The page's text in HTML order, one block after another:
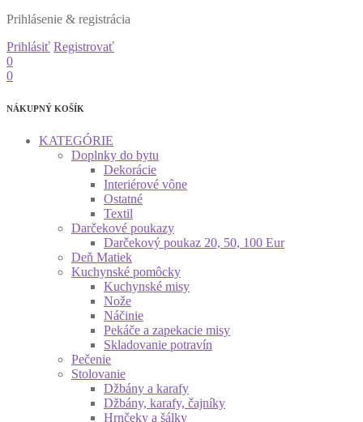
Prihlásenie & registrácia
Prihlásiť Registrovať
0
0
NÁKUPNÝ KOŠÍK
KATEGÓRIE
Doplnky do bytu
Dekorácie
Interiérové vône
Ostatné
Textil
Darčekové poukazy
Darčekový poukaz 20, 50, 100 Eur
Deň Matiek
Kuchynské pomôcky
Kuchynské misy
Nože
Náčinie
Pekáče a zapekacie misy
Skladovanie potravín
Pečenie
Stolovanie
Džbány a karafy
Džbány, karafy, čajníky
Hrnčeky a šálky